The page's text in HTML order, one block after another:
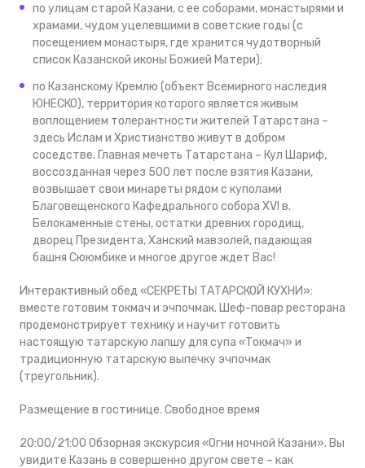
по улицам старой Казани, с ее соборами, монастырями и
храмами, чудом уцелевшими в советские годы (с
посещением монастыря, где хранится чудотворный
список Казанской иконы Божией Матери);
по Казанскому Кремлю (объект Всемирного наследия
ЮНЕСКО), территория которого является живым
воплощением толерантности жителей Татарстана –
здесь Ислам и Христианство живут в добром
соседстве. Главная мечеть Татарстана – Кул Шариф,
воссозданная через 500 лет после взятия Казани,
возвышает свои минареты рядом с куполами
Благовещенского Кафедрального собора XVI в.
Белокаменные стены, остатки древних городищ,
дворец Президента, Ханский мавзолей, падающая
башня Сююмбике и многое другое ждет Вас!
Интерактивный обед «СЕКРЕТЫ ТАТАРСКОЙ КУХНИ»:
вместе готовим токмач и эчпочмак. Шеф-повар ресторана
продемонстрирует технику и научит готовить
настоящую татарскую лапшу для супа «Токмач» и
традиционную татарскую выпечку эчпочмак
(треугольник).
Размещение в гостинице. Свободное время
20:00/21:00 Обзорная экскурсия «Огни ночной Казани». Вы
увидите Казань в совершенно другом свете – как